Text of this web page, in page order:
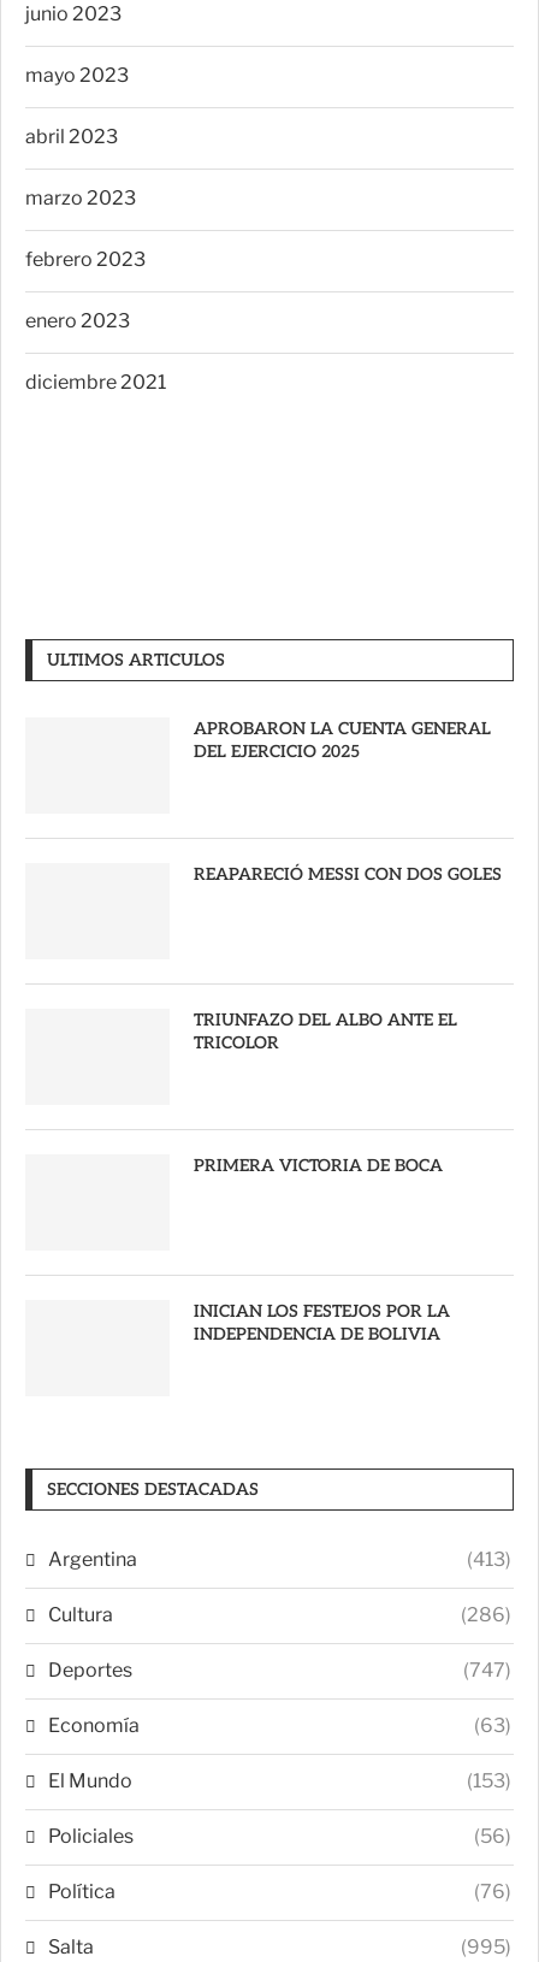
junio 2023
mayo 2023
abril 2023
marzo 2023
febrero 2023
enero 2023
diciembre 2021
ULTIMOS ARTICULOS
APROBARON LA CUENTA GENERAL
DEL EJERCICIO 2025
REAPARECIÓ MESSI CON DOS GOLES
TRIUNFAZO DEL ALBO ANTE EL
TRICOLOR
PRIMERA VICTORIA DE BOCA
INICIAN LOS FESTEJOS POR LA
INDEPENDENCIA DE BOLIVIA
SECCIONES DESTACADAS
Argentina (413)
Cultura (286)
Deportes (747)
Economía (63)
El Mundo (153)
Policiales (56)
Política (76)
Salta (995)